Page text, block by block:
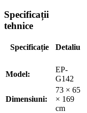
Specificații
tehnice
Specificație Detaliu
Model:
EP-
G142
Dimensiuni:
73 × 65
× 169
cm